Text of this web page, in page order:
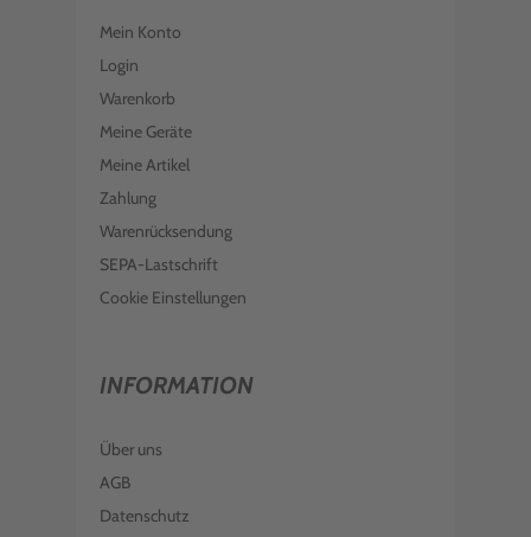
Mein Konto
Login
Warenkorb
Meine Geräte
Meine Artikel
Zahlung
Warenrücksendung
SEPA-Lastschrift
Cookie Einstellungen
INFORMATION
Über uns
AGB
Datenschutz